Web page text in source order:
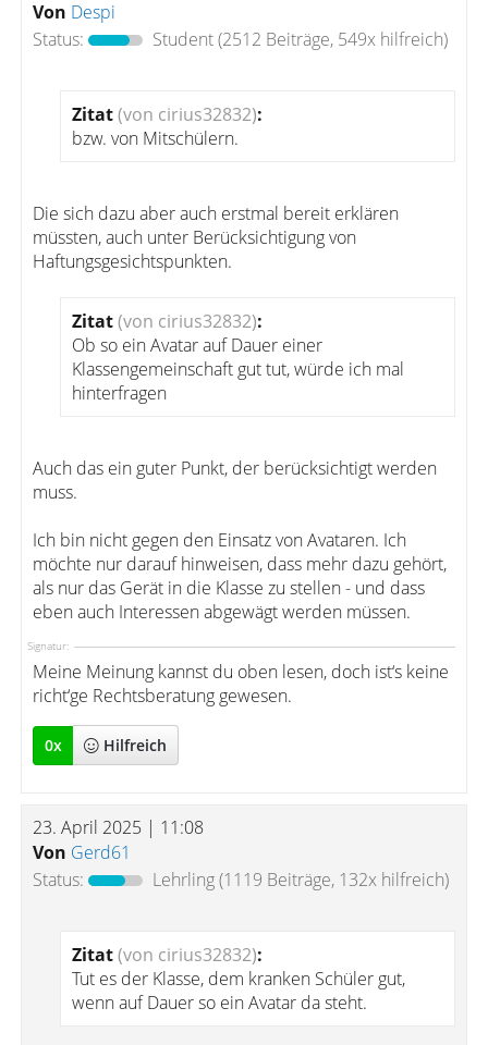
Von Despi
Status:
Student(2512 Beiträge, 549x hilfreich)
Zitat(von cirius32832):
bzw. von Mitschülern.
Die sich dazu aber auch erstmal bereit erklären
müssten, auch unter Berücksichtigung von
Haftungsgesichtspunkten.
Zitat(von cirius32832):
Ob so ein Avatar auf Dauer einer
Klassengemeinschaft gut tut, würde ich mal
hinterfragen
Auch das ein guter Punkt, der berücksichtigt werden
muss.
Ich bin nicht gegen den Einsatz von Avataren. Ich
möchte nur darauf hinweisen, dass mehr dazu gehört,
als nur das Gerät in die Klasse zu stellen - und dass
eben auch Interessen abgewägt werden müssen.
Signatur:
Meine Meinung kannst du oben lesen, doch ist‘s keine
richt‘ge Rechtsberatung gewesen.
0x Hilfreich
23. April 2025 | 11:08
Von Gerd61
Status:
Lehrling(1119 Beiträge, 132x hilfreich)
Zitat(von cirius32832):
Tut es der Klasse, dem kranken Schüler gut,
wenn auf Dauer so ein Avatar da steht.